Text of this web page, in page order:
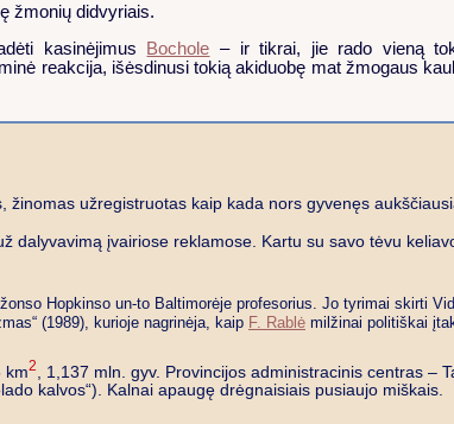
žmonių didvyriais.
kasinėjimus Bochole – ir tikrai, jie rado vieną
reakcija, išėsdinusi tokią akiduobę mat žmogaus
žinomas užregistruotas kaip kada nors gyvenęs
įvairiose reklamose. Kartu su savo tėvu
Hopkinso un-to Baltimorėje profesorius. Jo tyrimai skirti
(1989), kurioje nagrinėja, kaip F. Rablė milžinai politiškai
km2
, 1,137 mln. gyv. Provincijos administracinis centras –
kalvos“). Kalnai apaugę drėgnaisiais pusiaujo miškais.